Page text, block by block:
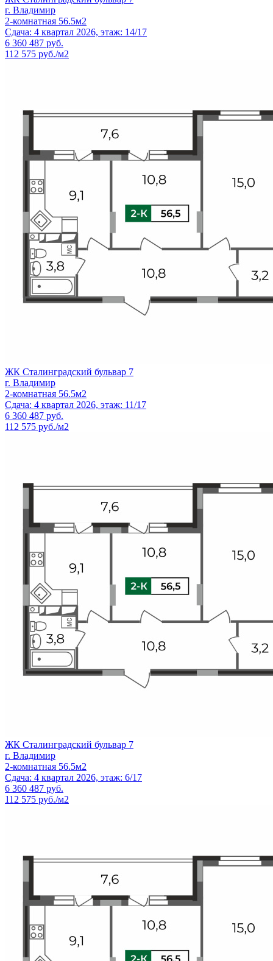
г. Владимир
2-комнатная 56.5м2
Сдача: 4 квартал 2026, этаж: 14/17
6 360 487 руб.
112 575 руб./м2
ЖК Сталинградский бульвар 7
г. Владимир
2-комнатная 56.5м2
Сдача: 4 квартал 2026, этаж: 11/17
6 360 487 руб.
112 575 руб./м2
ЖК Сталинградский бульвар 7
г. Владимир
2-комнатная 56.5м2
Сдача: 4 квартал 2026, этаж: 6/17
6 360 487 руб.
112 575 руб./м2